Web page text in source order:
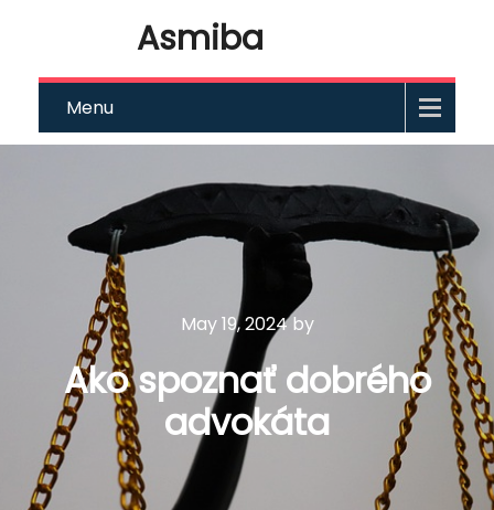
Asmiba
Menu
May 19, 2024by
Ako spoznať dobrého
advokáta